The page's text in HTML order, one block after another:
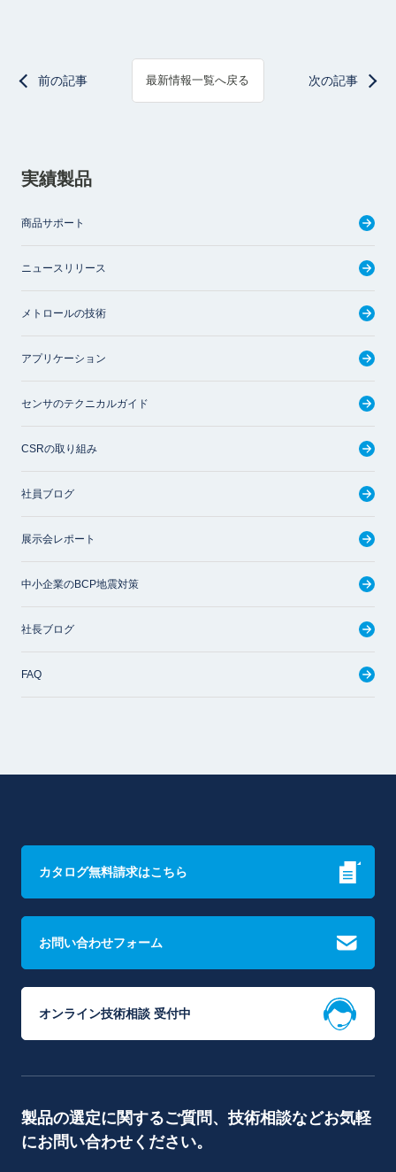
前の記事 最新情報一覧へ戻る 次の記事
実績製品
商品サポート
ニュースリリース
メトロールの技術
アプリケーション
センサのテクニカルガイド
CSRの取り組み
社員ブログ
展示会レポート
中小企業のBCP地震対策
社長ブログ
FAQ
カタログ無料請求はこちら
お問い合わせフォーム
オンライン技術相談 受付中
製品の選定に関するご質問、技術相談などお気軽
にお問い合わせください。